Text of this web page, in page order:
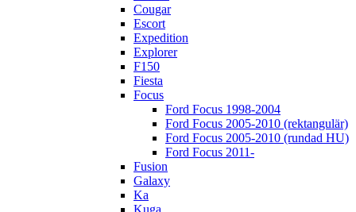
Cougar
Escort
Expedition
Explorer
F150
Fiesta
Focus
Ford Focus 1998-2004
Ford Focus 2005-2010 (rektangulär)
Ford Focus 2005-2010 (rundad HU)
Ford Focus 2011-
Fusion
Galaxy
Ka
Kuga